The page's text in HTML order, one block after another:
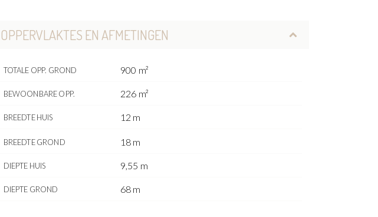
OPPERVLAKTES EN AFMETINGEN
TOTALE OPP. GROND 900 m²
BEWOONBARE OPP. 226 m²
BREEDTE HUIS 12 m
BREEDTE GROND 18 m
DIEPTE HUIS 9,55 m
DIEPTE GROND 68 m